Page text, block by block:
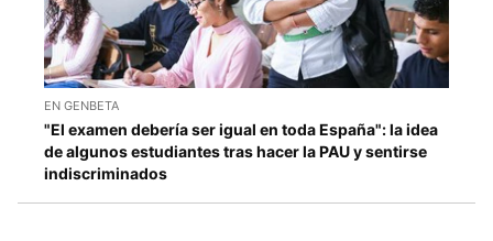
EN GENBETA
"El examen debería ser igual en toda España": la idea
de algunos estudiantes tras hacer la PAU y sentirse
indiscriminados